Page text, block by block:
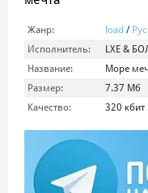
Жанр: load /
Исполнитель:
LXE &
Название:
Море
Размер:
7.37 Мб
Качество:
320 кбит